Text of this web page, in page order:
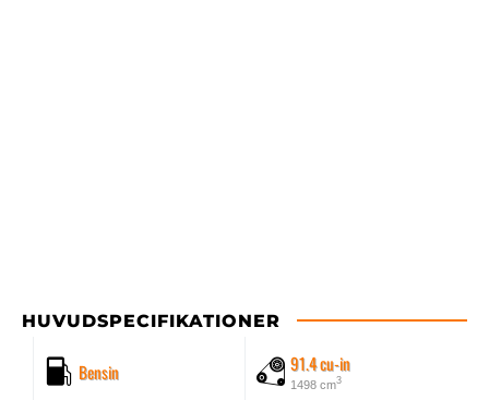
HUVUDSPECIFIKATIONER
Bensin 91.4 cu-in
1498 cm3